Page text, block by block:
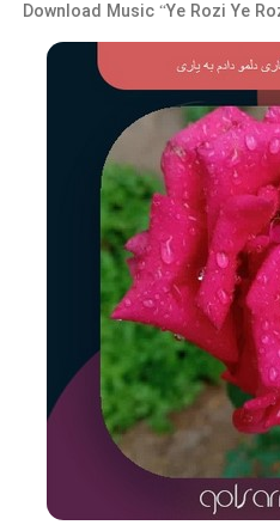
Download Music “Ye Rozi Ye